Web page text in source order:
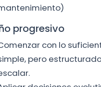
progresivo
con lo
pero